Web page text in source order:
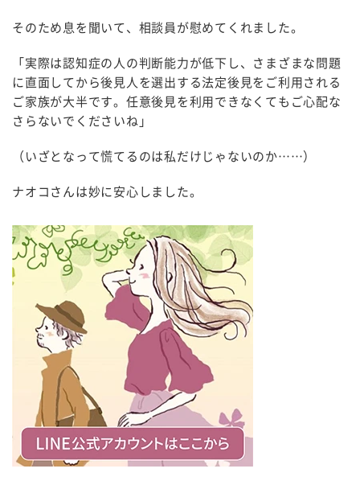
そのため息を聞いて、相談員が慰めてくれました。
「実際は認知症の人の判断能力が低下し、さまざまな問題
に直面してから後見人を選出する法定後見をご利用される
ご家族が大半です。任意後見を利用できなくてもご心配な
さらないでくださいね」
（いざとなって慌てるのは私だけじゃないのか……）
ナオコさんは妙に安心しました。